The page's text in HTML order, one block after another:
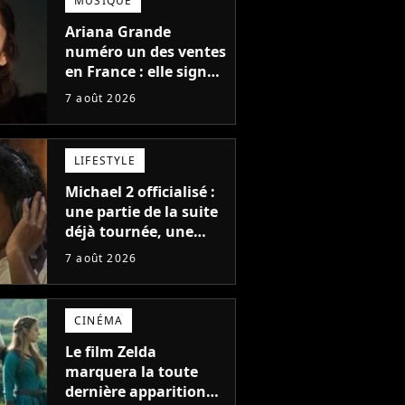
Ace of
Base
Ariana Grande
numéro un des ventes
en France : elle signe
le meilleur démarrage
son album Petal
7 août 2026
LIFESTYLE
Michael 2 officialisé :
une partie de la suite
déjà tournée, une
sortie possible en
7 août 2026
CINÉMA
Le film Zelda
marquera la toute
dernière apparition